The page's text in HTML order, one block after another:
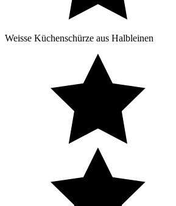
Weisse Küchenschürze aus Halbleinen